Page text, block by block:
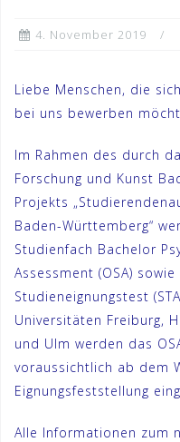
4. November 2019
Liebe Menschen, die
bei uns bewerben
Im Rahmen des durch
Forschung und Kunst
Projekts
Baden-Württemberg“
Studienfach Bachelor
Assessment (OSA)
Studieneignungstest
Universitäten Freiburg,
und Ulm werden das
voraussichtlich ab dem
Eignungsfeststellung
Alle Informationen zum